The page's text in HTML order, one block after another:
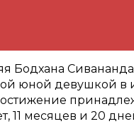
Бодхана
юной девушкой в
11 месяцев и 20